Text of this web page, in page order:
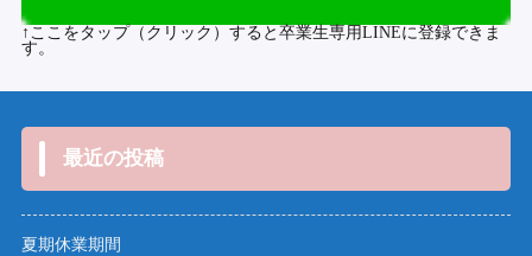
↑ここをタップ（クリック）すると卒業生専用LINEに登録できま
す。
最近の投稿
夏期休業期間